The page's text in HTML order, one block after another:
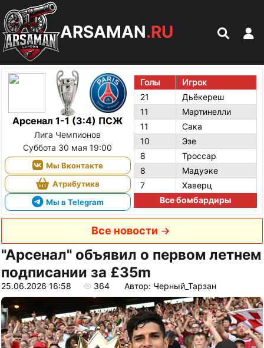
ARSAMAN.RU
Арсенал 1-1 (3:4) ПСЖ
Лига Чемпионов
Суббота 30 мая 19:00
Мы Вконтакте
Атрибутика
Мы в Telegram
Голы
Игрок
21
Дьёкереш
11
Мартинелли
11
Сака
10
Эзе
8
Троссар
8
Мадуэке
7
Хаверц
Все бомбардиры
Все новости
"Арсенал" объявил о первом летнем
подписании за £35m
25.06.2026 16:58 364 Автор: Черный_Тарзан